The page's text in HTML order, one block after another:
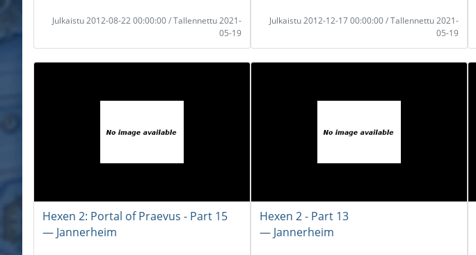
Julkaistu 2012-08-22 00:00:00 / Tallennettu 2021-
05-19
Julkaistu 2012-12-17 00:00:00 / Tallennettu 2021-
05-19
Hexen 2: Portal of Praevus - Part 15
― Jannerheim
Hexen 2 - Part 13
― Jannerheim